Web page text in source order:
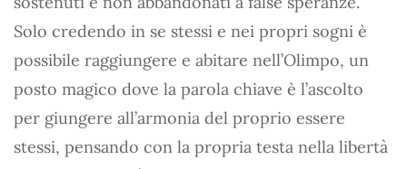
Solo credendo in se stessi e nei propri sogni è
possibile raggiungere e abitare nell’Olimpo, un
posto magico dove la parola chiave è l’ascolto
per giungere all’armonia del proprio essere
stessi, pensando con la propria testa nella libertà